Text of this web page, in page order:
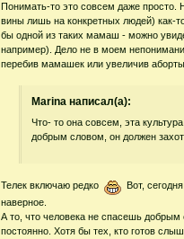
Понимать-то это совсем даже просто.
вины лишь на конкретных людей) как-
бы одной из таких мамаш - можно
например). Дело не в моем
перебив мамашек или увеличив
Marina написал(а):
Что- то она совсем, эта
добрым словом, он должен
Телек включаю редко
Вот,
наверное.
А то, что человека не спасешь
постоянно. Хотя бы тех, кто готов